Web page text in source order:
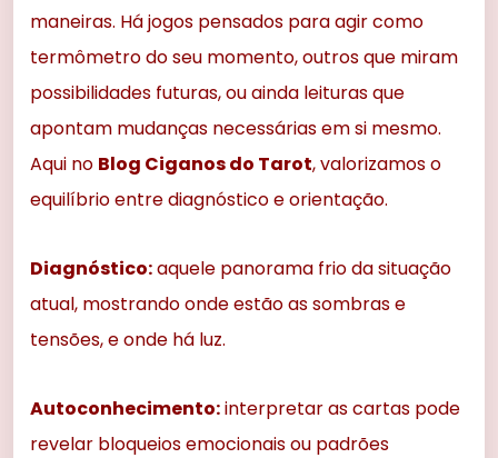
maneiras. Há jogos pensados para agir como
termômetro do seu momento, outros que miram
possibilidades futuras, ou ainda leituras que
apontam mudanças necessárias em si mesmo.
Aqui no Blog Ciganos do Tarot, valorizamos o
equilíbrio entre diagnóstico e orientação.
Diagnóstico:aquele panorama frio da situação
atual, mostrando onde estão as sombras e
tensões, e onde há luz.
Autoconhecimento:interpretar as cartas pode
revelar bloqueios emocionais ou padrões